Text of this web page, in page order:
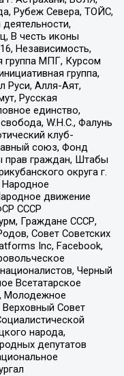
Рубеж Севера, ТОЙС,
В честь иконы
Независимость,
группа МПГ, Курсом
группа,
Руси, Алля-Аят,
Русская
единство,
W.H.С., Фалунь
клуб-
союз, Фонд
прав граждан, Штабы
округа г.
Народное
движение
СССР
Граждане СССР,
Совет Советских
Inc, Facebook,
Черный
Всетатарское
Молодежное
Совет
народа,
депутатов